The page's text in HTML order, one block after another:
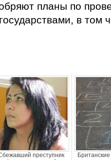
планы по
в том
преступник